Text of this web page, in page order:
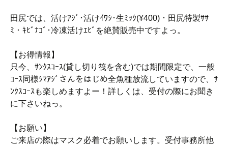
田尻では、活けｱｼﾞ･活けｲﾜｼ･生ﾐｯｸ(¥400)・田尻特製ｻｻ
ﾐ・ｷﾋﾞﾅｺﾞ･冷凍活けｴﾋﾞを絶賛販売中ですよっ。
【お得情報】
只今、ｻﾝｸｽｺｰｽ(貸し切り筏を含む)では期間限定で、一般
ｺｰｽ同様ｼﾏｱｼﾞさんをはじめ全魚種放流していますので、ｻ
ﾝｸｽｺｰｽも楽しめますよー！詳しくは、受付の際にお聞き
に下さいねっ。
【お願い】
ご来店の際はマスク必着でお願いします。受付事務所他